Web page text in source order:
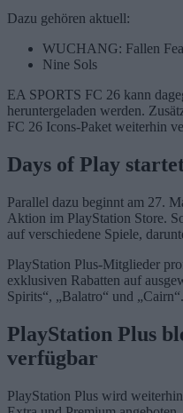
Dazu gehören aktuell:
WUCHANG: Fallen
Nine Sols
EA SPORTS FC 26 kann
heruntergeladen werden.
FC 26 Icons-Paket weiterhin
Days of Play
Parallel dazu beginnt am 27.
Aktion im PlayStation Store.
auf verschiedene Spiele,
PlayStation Plus-Mitglieder
exklusiven Rabatten auf
Spirits“, „Balatro“ und „Cairn“.
PlayStation Plus
verfügbar
PlayStation Plus wird